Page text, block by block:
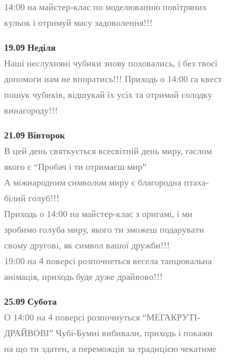
14:00 на майстер-клас по моделюванню повітряних
кульок і отримуй масу задоволення!!!
19.09 Неділя
Наші неслухняні чубики знову поховались, і без твоєї
допомоги нам не впоратись!!! Приходь о 14:00 га квест
пошук чубиків, відшукай їх усіх та отримай солодку
винагороду!!!
21.09 Вівторок
В цей день святкується всесвітній день миру, гаслом
якого є “Пробач і ти отримаєш мир”
А міжнародним символом миру є благородна птаха-
білий голуб!!!
Приходь о 14:00 на майстер-клас з оригамі, і ми
зробимо голуба миру, якого ти зможеш подарувати
свому другові, як символ вашої дружби!!!
19:00 на 4 поверсі розпочнеться весела танцювальна
анімація, приходь буде дуже драйвово!!!
25.09 Субота
О 14:00 на 4 поверсі розпочнуться “МЕГАКРУТІ-
ДРАЙВОВІ” Чубі-Бумні вибивали, приходь і покажи
на що ти здатен, а переможців за традицією чекатиме